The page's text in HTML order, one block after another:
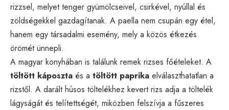
rizzsel, melyet tenger gyümölcseivel, csirkével, nyúllal és
zöldségekkel gazdagítanak. A paella nem csupán egy étel,
hanem egy társadalmi esemény, mely a közös étkezés
örömét ünnepli.
A magyar konyhában is találunk remek rizses főételeket. A
töltött káposzta és a töltött paprika elválaszthatatlan a
rizstől. A darált húsos töltelékhez kevert rizs adja a töltelék
lágyságát és telítettségét, miközben felszívja a fűszeres